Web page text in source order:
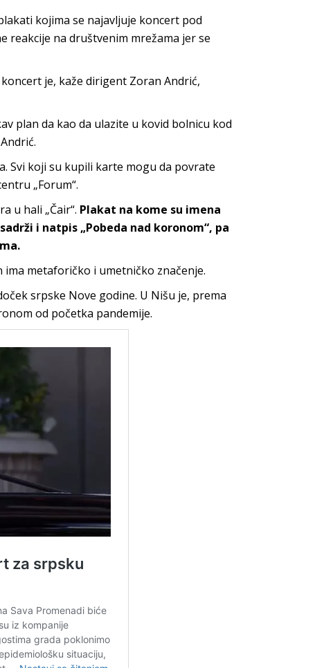
kojima se najavljuje koncert pod
reakcije na društvenim mrežama jer se
je, kaže dirigent Zoran Andrić,
plan da kao da ulazite u kovid bolnicu kod
Svi koji su kupili karte mogu da povrate
„Forum“.
u hali „Čair“. Plakat na kome su imena
i natpis „Pobeda nad koronom“, pa
metaforičko i umetničko značenje.
srpske Nove godine. U Nišu je, prema
od početka pandemije.